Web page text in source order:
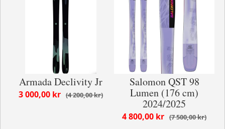
Armada Declivity Jr
4 200,00 kr
3 000,00 kr
Salomon QST 98
Lumen (176 cm)
2024/2025
7 500,00 kr
4 800,00 kr